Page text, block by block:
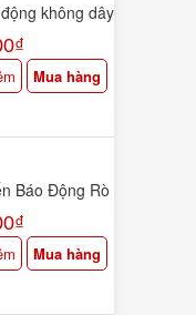
không dây
chuyển động
Smartlife
Mua hàng
Báo Động Rò
Wifi
KTS-TN2
Mua hàng